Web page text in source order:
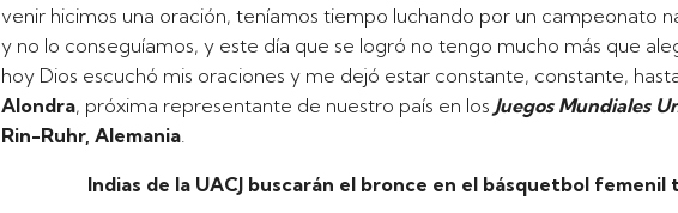
venir hicimos una oración, teníamos tiempo luchando por un campeonato
y no lo conseguíamos, y este día que se logró no tengo mucho más que
hoy Dios escuchó mis oraciones y me dejó estar constante, constante,
Alondra, próxima representante de nuestro país en los Juegos Mundiales
Rin-Ruhr, Alemania.
Indias de la UACJ buscarán el bronce en el básquetbol femenil